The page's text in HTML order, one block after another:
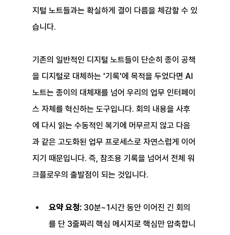
지털 노트들과는 확실하게 결이 다름을 체감할 수 있
습니다.
기존의 일반적인 디지털 노트들이 단순히 종이 공책
을 디지털로 대체하는 '기록'에 목적을 두었다면 AI
노트는 종이의 대체재를 넘어 우리의 업무 인터페이
스 자체를 혁신하는 도구입니다. 회의 내용을 사후
에 다시 읽는 수동적인 복기에 머무르지 않고 다음
과 같은 고도화된 업무 프로세스로 자연스럽게 이어
지기 때문입니다. 즉, 참조용 기록을 넘어서 전체 워
크플로우의 출발점이 되는 것입니다.
요약 요청: 30분~1시간 동안 이어진 긴 회의
를 단 3줄짜리 핵심 메시지로 핵심만 압축합니